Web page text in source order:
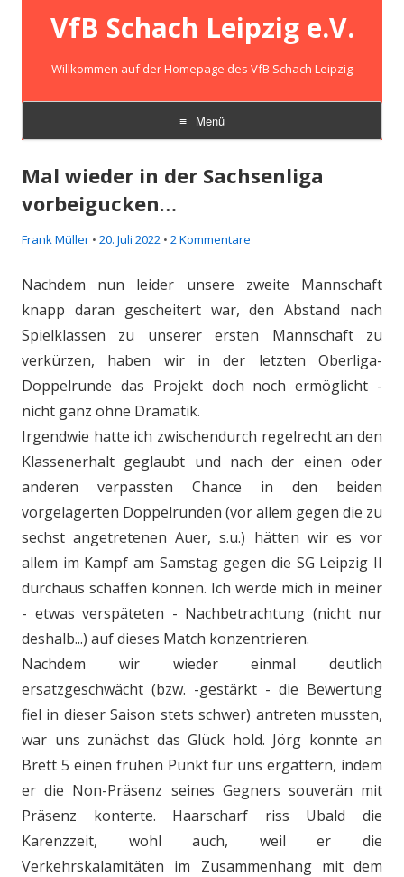
VfB Schach Leipzig e.V.
Willkommen auf der Homepage des VfB Schach Leipzig
Menü
Zum
springen
Mal wieder in der Sachsenliga
vorbeigucken…
Frank Müller • 20. Juli 2022 • 2 Kommentare
Nachdem nun leider unsere zweite Mannschaft
knapp daran gescheitert war, den Abstand nach
Spielklassen zu unserer ersten Mannschaft zu
verkürzen, haben wir in der letzten Oberliga-
Doppelrunde das Projekt doch noch ermöglicht -
nicht ganz ohne Dramatik.
Irgendwie hatte ich zwischendurch regelrecht an den
Klassenerhalt geglaubt und nach der einen oder
anderen verpassten Chance in den beiden
vorgelagerten Doppelrunden (vor allem gegen die zu
sechst angetretenen Auer, s.u.) hätten wir es vor
allem im Kampf am Samstag gegen die SG Leipzig II
durchaus schaffen können. Ich werde mich in meiner
- etwas verspäteten - Nachbetrachtung (nicht nur
deshalb...) auf dieses Match konzentrieren.
Nachdem wir wieder einmal deutlich
ersatzgeschwächt (bzw. -gestärkt - die Bewertung
fiel in dieser Saison stets schwer) antreten mussten,
war uns zunächst das Glück hold. Jörg konnte an
Brett 5 einen frühen Punkt für uns ergattern, indem
er die Non-Präsenz seines Gegners souverän mit
Präsenz konterte. Haarscharf riss Ubald die
Karenzzeit, wohl auch, weil er die
Verkehrskalamitäten im Zusammenhang mit dem